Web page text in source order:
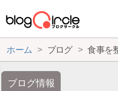
ホーム ブログ
ブログ情報